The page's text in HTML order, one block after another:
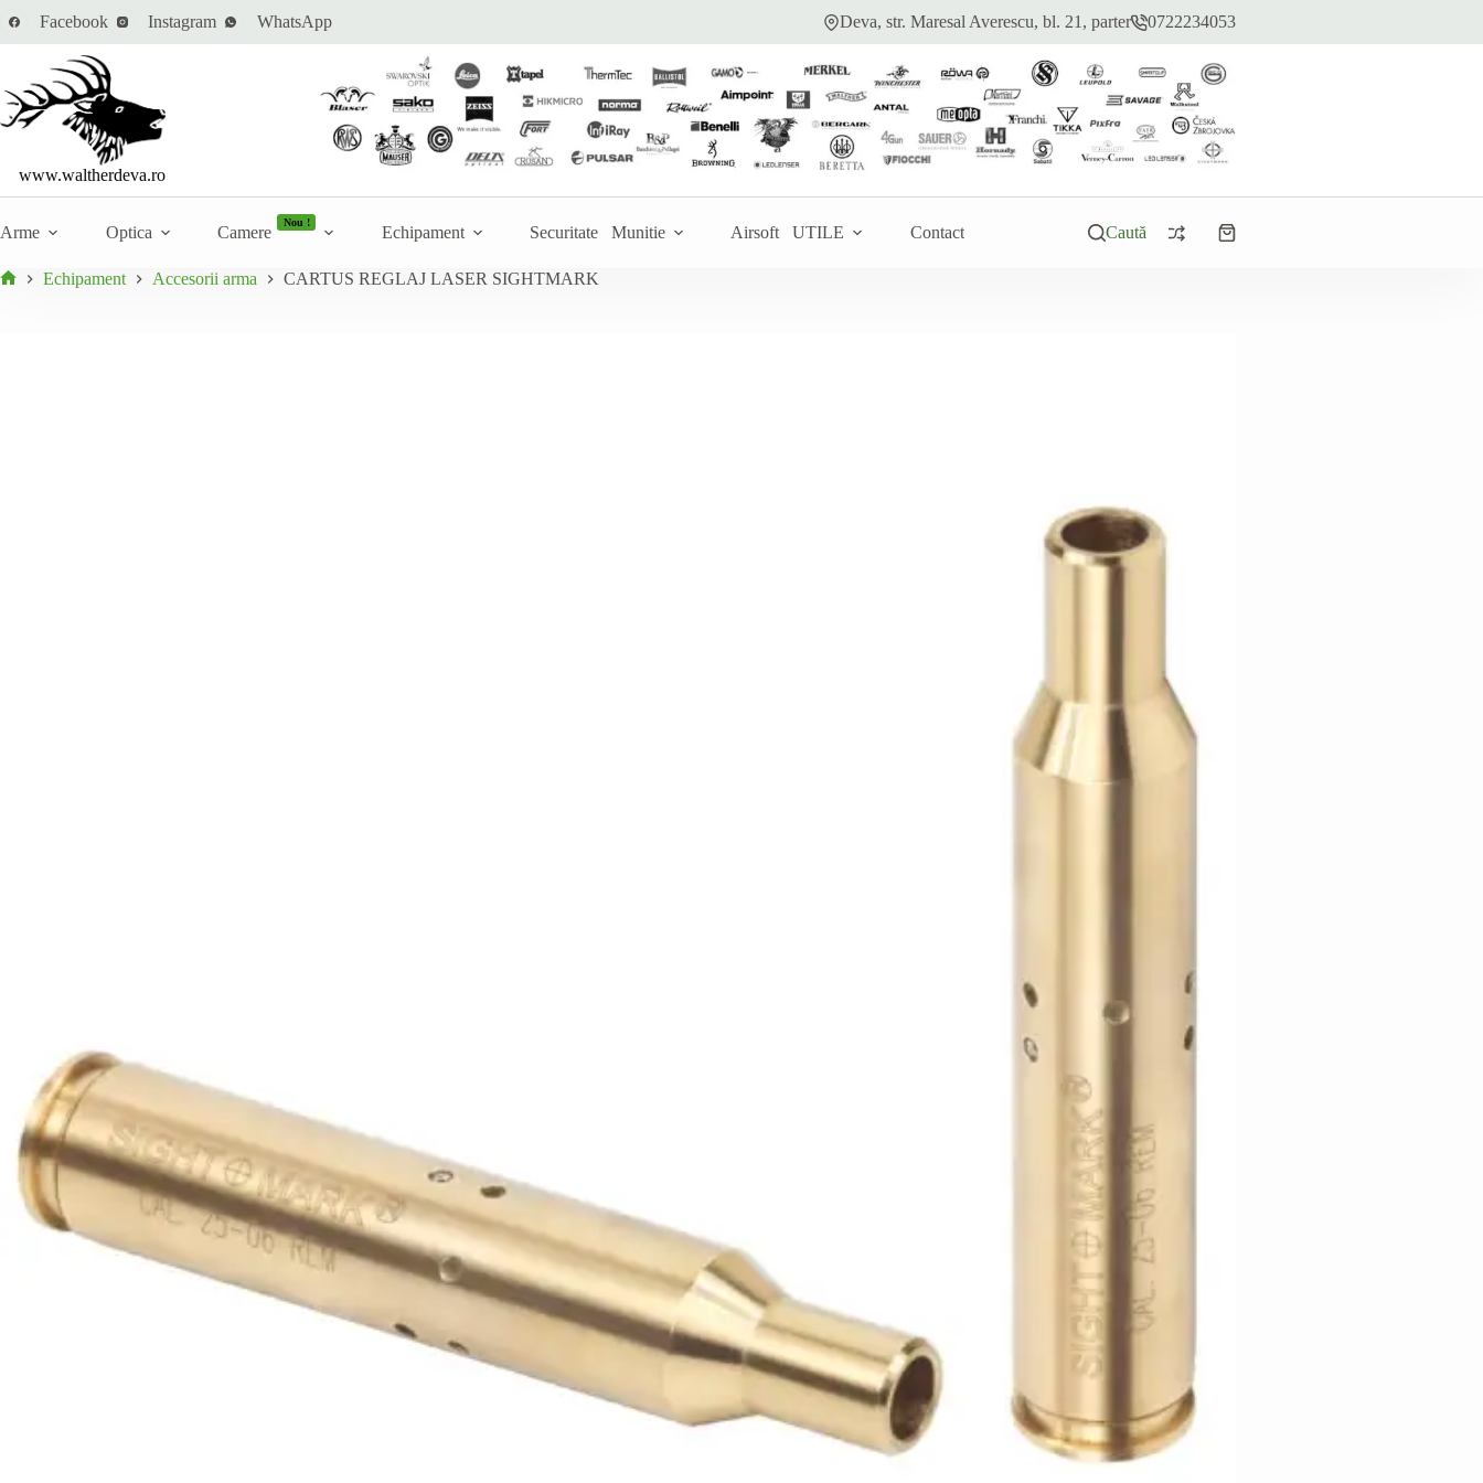
la
conținut
CARTUS REGLAJ LASER SIGHTMARK
În stoc
Cantitate
SIGHTMARK
Facebook Instagram WhatsApp Deva, str. Maresal Averescu, bl. 21, parter 0722234053
www.waltherdeva.ro
Arme Optica Camere
Nou !
Echipament Securitate Munitie Airsoft UTILE Contact Caută
Coș
Echipament Accesorii arma CARTUS REGLAJ LASER SIGHTMARK